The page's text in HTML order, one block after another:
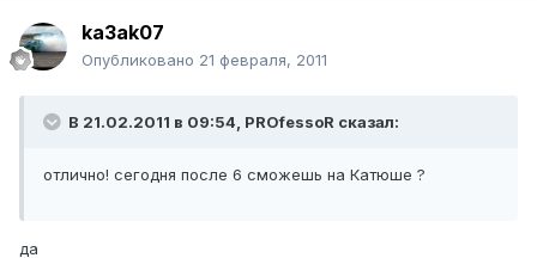
ka3ak07
Опубликовано 21 февраля, 2011
В 21.02.2011 в 09:54, PROfessoR сказал:
отлично! сегодня после 6 сможешь на Катюше ?
да